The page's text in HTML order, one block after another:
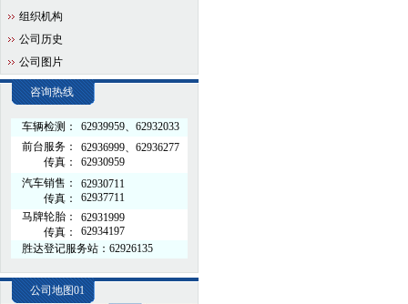
组织机构
公司历史
公司图片
咨询热线
车辆检测：
62939959、62932033
前台服务：
传真：
62936999、62936277
62930959
汽车销售：
传真：
62930711
62937711
马牌轮胎：
传真：
62931999
62934197
胜达登记服务站：62926135
公司地图01